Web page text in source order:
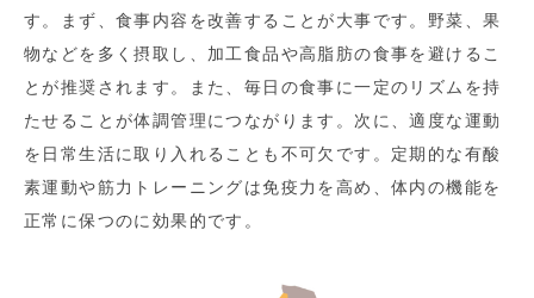
す。まず、食事内容を改善することが大事です。野菜、果
物などを多く摂取し、加工食品や高脂肪の食事を避けるこ
とが推奨されます。また、毎日の食事に一定のリズムを持
たせることが体調管理につながります。次に、適度な運動
を日常生活に取り入れることも不可欠です。定期的な有酸
素運動や筋力トレーニングは免疫力を高め、体内の機能を
正常に保つのに効果的です。